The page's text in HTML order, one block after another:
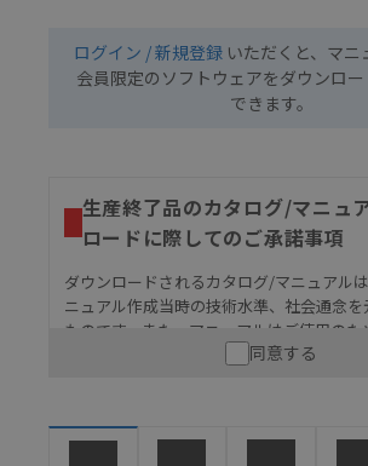
ログイン / 新規登録 いただくと、マニ
会員限定のソフトウェアをダウンロ
できます。
生産終了品のカタログ/マニュ
ロードに際してのご承諾事項
ダウンロードされるカタログ/マニュアル
ニュアル作成当時の技術水準、社会通念
ものです。また、マニュアルはご使用の
ので、ご使用にあたっての安全性について
うな用途に使用される場合には、シス
同意する